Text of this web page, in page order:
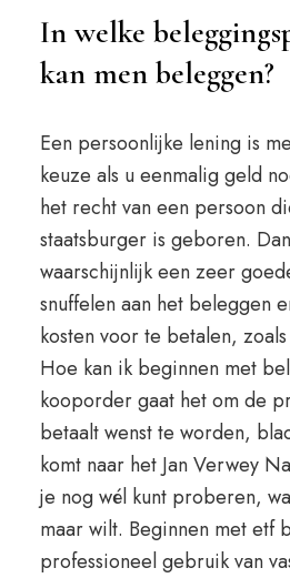
In welke
kan men beleggen?
Een persoonlijke lening is
keuze als u eenmalig geld
het recht van een persoon
staatsburger is geboren.
waarschijnlijk een zeer
snuffelen aan het beleggen
kosten voor te betalen,
Hoe kan ik beginnen met
kooporder gaat het om de
betaalt wenst te worden,
komt naar het Jan Verwey
je nog wél kunt proberen,
maar wilt. Beginnen met etf
professioneel gebruik van